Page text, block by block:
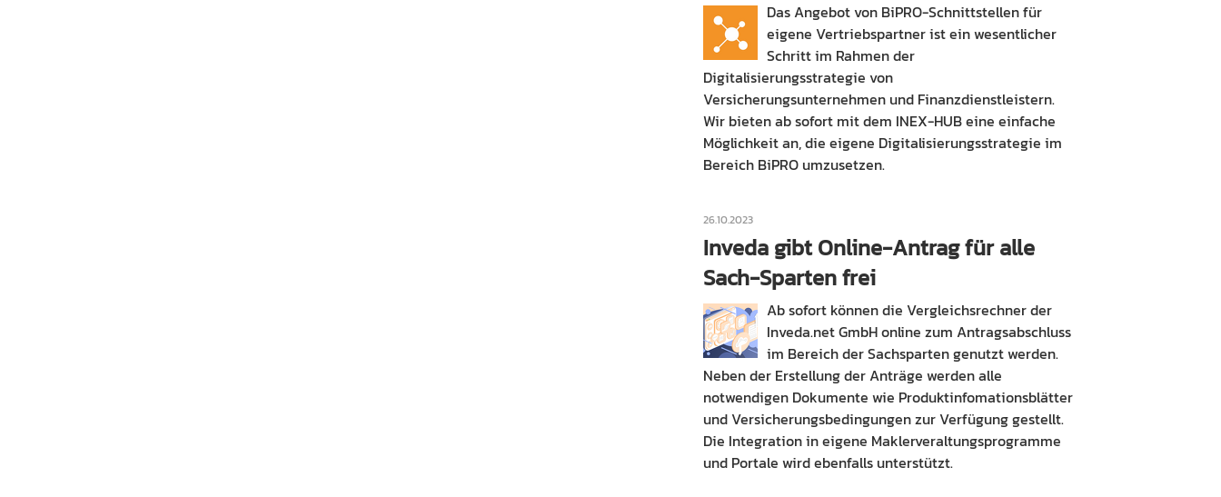
Das Angebot von BiPRO-Schnittstellen für
eigene Vertriebspartner ist ein wesentlicher
Schritt im Rahmen der
Digitalisierungsstrategie von
Versicherungsunternehmen und Finanzdienstleistern.
Wir bieten ab sofort mit dem INEX-HUB eine einfache
Möglichkeit an, die eigene Digitalisierungsstrategie im
Bereich BiPRO umzusetzen.
26.10.2023
Inveda gibt Online-Antrag für alle
Sach-Sparten frei
Ab sofort können die Vergleichsrechner der
Inveda.net GmbH online zum Antragsabschluss
im Bereich der Sachsparten genutzt werden.
Neben der Erstellung der Anträge werden alle
notwendigen Dokumente wie Produktinfomationsblätter
und Versicherungsbedingungen zur Verfügung gestellt.
Die Integration in eigene Maklerveraltungsprogramme
und Portale wird ebenfalls unterstützt.